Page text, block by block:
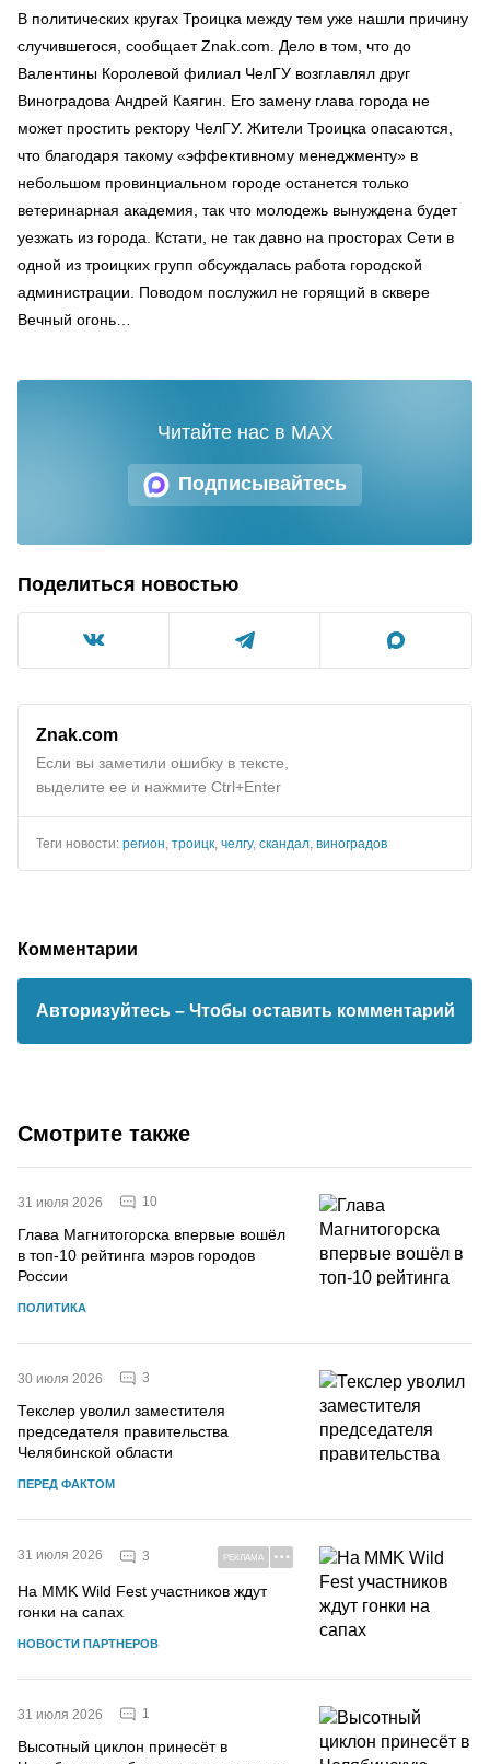
В политических кругах Троицка между тем уже нашли причину
случившегося, сообщает Znak.соm. Дело в том, что до
Валентины Королевой филиал ЧелГУ возглавлял друг
Виноградова Андрей Каягин. Его замену глава города не
может простить ректору ЧелГУ. Жители Троицка опасаются,
что благодаря такому «эффективному менеджменту» в
небольшом провинциальном городе останется только
ветеринарная академия, так что молодежь вынуждена будет
уезжать из города. Кстати, не так давно на просторах Сети в
одной из троицких групп обсуждалась работа городской
администрации. Поводом послужил не горящий в сквере
Вечный огонь…
Подписывайтесь
Читайте нас в MAX
Поделиться новостью
Znak.com
Если вы заметили ошибку в тексте,
выделите ее и нажмите Ctrl+Enter
Теги новости: регион троицк челгу, скандал виноградов
Комментарии
Авторизуйтесь – Чтобы оставить комментарий
Смотрите также
31 июля 2026 10
Глава Магнитогорска впервые вошёл
в топ-10 рейтинга мэров городов
России
ПОЛИТИКА
30 июля 2026 3
Текслер уволил заместителя
председателя правительства
Челябинской области
ПЕРЕД ФАКТОМ
31 июля 2026 3 РЕКЛАМА
На MMK Wild Fest участников ждут
гонки на сапах
НОВОСТИ ПАРТНЕРОВ
31 июля 2026 1
Высотный циклон принесёт в